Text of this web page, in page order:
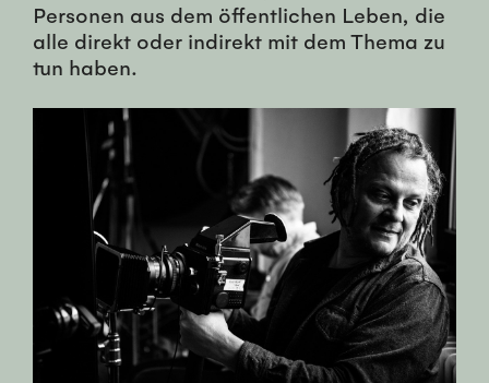
Personen aus dem öffentlichen Leben, die
alle direkt oder indirekt mit dem Thema zu
tun haben.